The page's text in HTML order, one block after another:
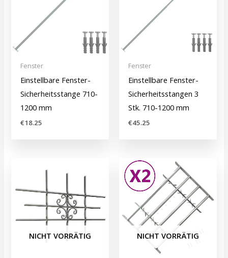
Fenster
Einstellbare Fenster-
Sicherheitsstange 710-
1200 mm
€18.25
Fenster
Einstellbare Fenster-
Sicherheitsstangen 3
Stk. 710-1200 mm
€45.25
NICHT VORRÄTIG NICHT VORRÄTIG